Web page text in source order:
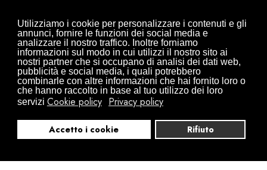
Utilizziamo i cookie per personalizzare i contenuti e gli
annunci, fornire le funzioni dei social media e
analizzare il nostro traffico. Inoltre forniamo
informazioni sul modo in cui utilizzi il nostro sito ai
nostri partner che si occupano di analisi dei dati web,
pubblicità e social media, i quali potrebbero
combinarle con altre informazioni che hai fornito loro o
che hanno raccolto in base al tuo utilizzo dei loro
servizi Cookie policy Privacy policy
Accetto i cookie Rifiuto
+39 0322 497832
+39 346 0941416
info@traslochimarinoni.it